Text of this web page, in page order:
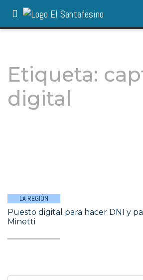
Etiqueta:
digital
LA REGIÓN
Puesto digital para hacer DNI y
Minetti